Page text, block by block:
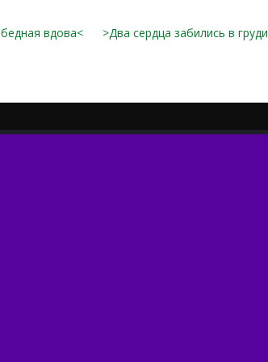
вдова<
>Два сердца забились в груди